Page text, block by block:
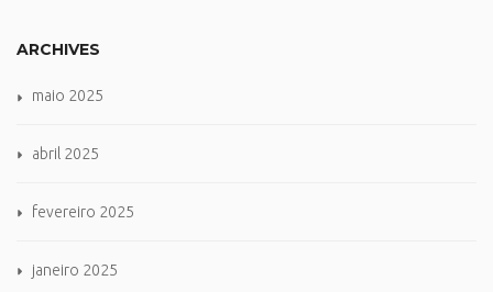
ARCHIVES
maio 2025
abril 2025
fevereiro 2025
janeiro 2025